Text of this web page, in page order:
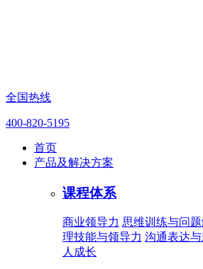
全国热线
400-820-5195
首页
产品及解决方案
课程体系
商业领导力 思维训练与问
理技能与领导力 沟通表达
人成长